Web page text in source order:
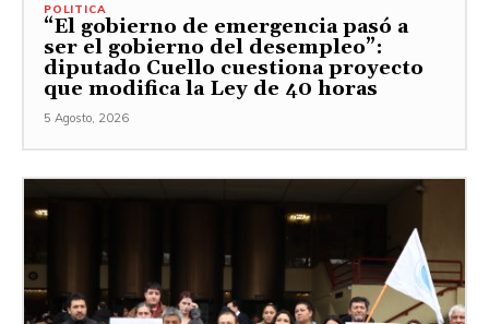
POLITICA
“El gobierno de emergencia pasó a
ser el gobierno del desempleo”:
diputado Cuello cuestiona proyecto
que modifica la Ley de 40 horas
5 Agosto, 2026